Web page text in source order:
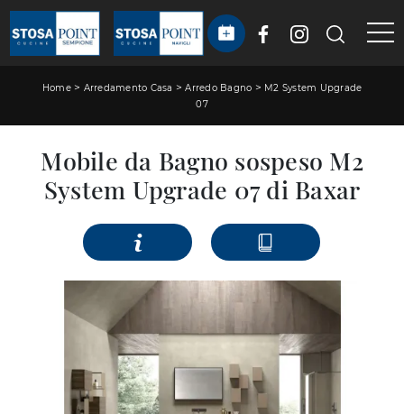
Home> Arredamento Casa >Arredo Bagno > M2 System Upgrade
07
Mobile da Bagno sospeso M2
System Upgrade 07 di Baxar